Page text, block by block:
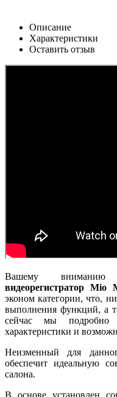
Описание
Характеристики
Оставить отзыв
Вашему вниманию
видеорегистратор Mio
эконом категории, что,
выполнения функций, а
сейчас мы подробно
характеристики и
Неизменный для
обеспечит идеальную
салона.
В основе установлен